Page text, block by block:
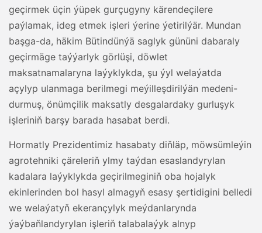
geçirmek üçin ýüpek gurçugyny kärendeçilere
paýlamak, ideg etmek işleri ýerine ýetirilýär. Mundan
başga-da, häkim Bütindünýä saglyk gününi dabaraly
geçirmäge taýýarlyk görlüşi, döwlet
maksatnamalaryna laýyklykda, şu ýyl welaýatda
açylyp ulanmaga berilmegi meýilleşdirilýän medeni-
durmuş, önümçilik maksatly desgalardaky gurluşyk
işleriniň barşy barada hasabat berdi.
Hormatly Prezidentimiz hasabaty diňläp, möwsümleýin
agrotehniki çäreleriň ylmy taýdan esaslandyrylan
kadalara laýyklykda geçirilmeginiň oba hojalyk
ekinlerinden bol hasyl almagyň esasy şertidigini belledi
we welaýatyň ekerançylyk meýdanlarynda
ýaýbaňlandyrylan işleriň talabalaýyk alnyp